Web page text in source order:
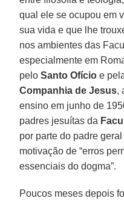
qual ele se ocupou em
sua vida e que lhe
nos ambientes das
especialmente em
peloSanto Ofício e
Companhia de Jesus,
ensino em junho de
padres jesuítas da
por parte do padre
motivação de “erros
essenciais do dogma”.
Poucos meses depois